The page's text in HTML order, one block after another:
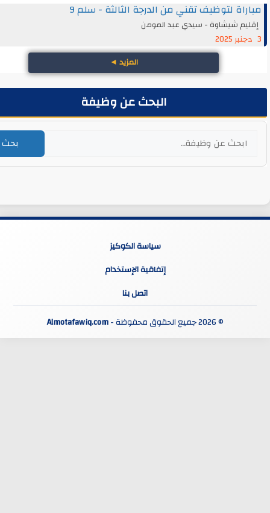
لتوظيف تقني من الدرجة الثالثة - سلم 9
شيشاوة - سيدي عبد المومن
◄
البحث عن وظيفة
سياسة الكوكيز
إتفاقية الإستخدام
اتصل بنا
Almotafawiq.com